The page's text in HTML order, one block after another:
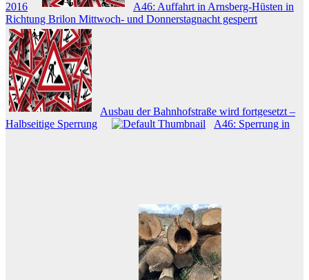
2016
A46: Auffahrt in Arnsberg-Hüsten in
Richtung Brilon Mittwoch- und Donnerstagnacht gesperrt
Ausbau der Bahnhofstraße wird fortgesetzt –
Halbseitige Sperrung
A46: Sperrung in